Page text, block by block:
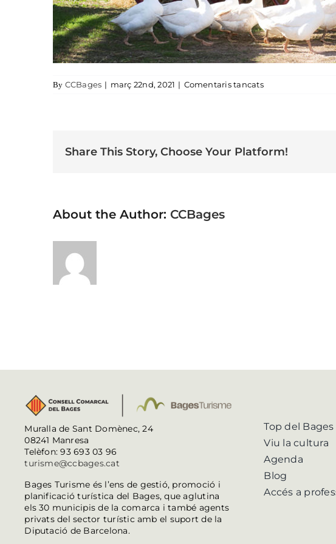
By CCBages | març 22nd, 2021 | Comentaris tancatsa Granja escola
Share This Story, Choose Your Platform!
About the Author: CCBages
Muralla de Sant Domènec, 24
08241 Manresa
Telèfon: 93 693 03 96
turisme@ccbages.cat
Bages Turisme és l’ens de gestió, promoció i
planificació turística del Bages, que aglutina
els 30 municipis de la comarca i també agents
privats del sector turístic amb el suport de la
Diputació de Barcelona.
Top del Bages
Viu la cultura
Agenda
Blog
Accés a